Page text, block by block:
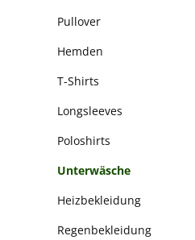
Pullover
Hemden
T-Shirts
Longsleeves
Poloshirts
Unterwäsche
Heizbekleidung
Regenbekleidung